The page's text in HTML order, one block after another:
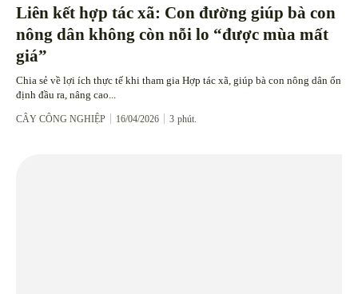
Liên kết hợp tác xã: Con đường giúp bà con
nông dân không còn nỗi lo “được mùa mất
giá”
Chia sẻ về lợi ích thực tế khi tham gia Hợp tác xã, giúp bà con nông dân ổn
định đầu ra, nâng cao...
CÂY CÔNG NGHIỆP 16/04/2026 3 phút.